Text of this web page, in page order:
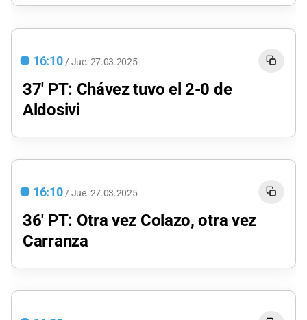
16:10 / Jue. 27.03.2025
37' PT: Chávez tuvo el 2-0 de
Aldosivi
16:10 / Jue. 27.03.2025
36' PT: Otra vez Colazo, otra vez
Carranza